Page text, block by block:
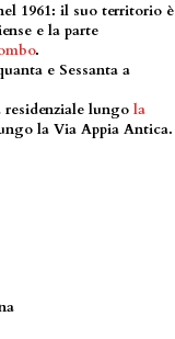
1961: il suo territorio è
e la parte
.
e Sessanta a
lungo la
la Via Appia Antica.